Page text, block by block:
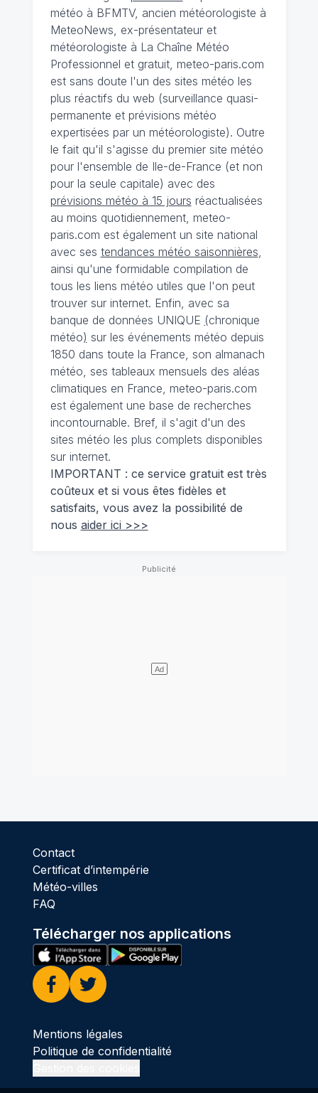
météo à BFMTV, ancien météorologiste à
MeteoNews, ex-présentateur et
météorologiste à La Chaîne Météo
Professionnel et gratuit, meteo-paris.com
est sans doute l'un des sites météo les
plus réactifs du web (surveillance quasi-
permanente et prévisions météo
expertisées par un météorologiste). Outre
le fait qu'il s'agisse du premier site météo
pour l'ensemble de Ile-de-France (et non
pour la seule capitale) avec des
prévisions météo à 15 jours réactualisées
au moins quotidiennement, meteo-
paris.com est également un site national
avec ses tendances météo saisonnières
ainsi qu'une formidable compilation de
tous les liens météo utiles que l'on peut
trouver sur internet. Enfin, avec sa
banque de données UNIQUE (chronique
météo) sur les événements météo depuis
1850 dans toute la France, son almanach
météo, ses tableaux mensuels des aléas
climatiques en France, meteo-paris.com
est également une base de recherches
incontournable. Bref, il s'agit d'un des
sites météo les plus complets disponibles
sur internet.
IMPORTANT : ce service gratuit est très
coûteux et si vous êtes fidèles et
satisfaits, vous avez la possibilité de
nous aider ici >>>
Contact
Certificat d’intempérie
Météo-villes
FAQ
Télécharger nos applications
Facebook
Twitter
Mentions légales
Politique de confidentialité